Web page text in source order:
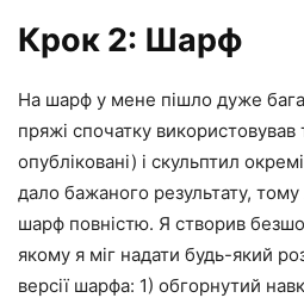
Крок 2: Шарф
На шарф у мене пішло дуже
пряжі спочатку
опубліковані) і скульптил
дало бажаного результату,
шарф повністю. Я створив
якому я міг надати будь-який
версії шарфа: 1) обгорнутий